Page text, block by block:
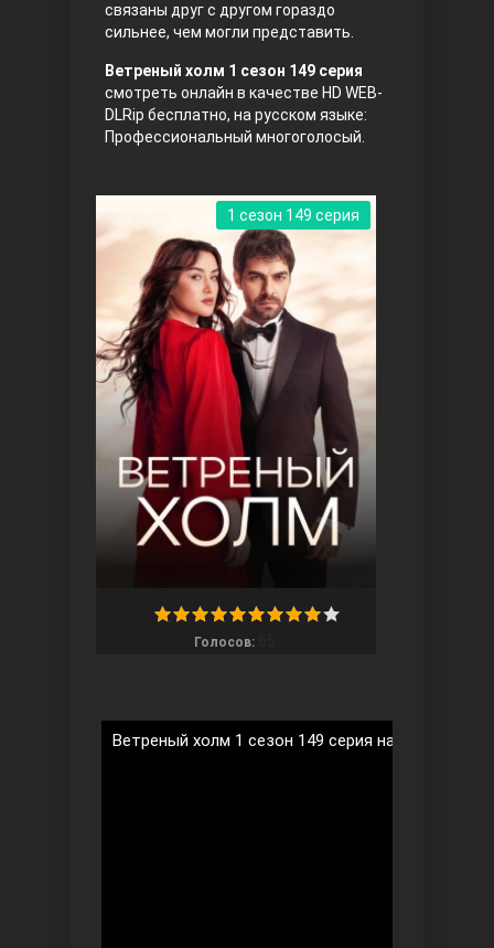
Три сестры
Ветреный холм
Ты назови
связаны друг с другом гораздо
сильнее, чем могли представить.
Ветреный холм 1 сезон 149 серия
смотреть онлайн в качестве HD WEB-
DLRip бесплатно, на русском языке:
Профессиональный многоголосый.
Голосов:
1 сезон 149 серия
Ветреный холм 1 сезон 149 серия на русском